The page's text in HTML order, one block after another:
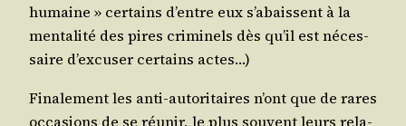
humaine » cer­tains d’entre eux s’a­baissent à la
men­ta­li­té des pires cri­mi­nels dès qu’il est néces­
saire d’ex­cu­ser cer­tains actes…)
Fina­le­ment les anti-auto­ri­taires n’ont que de rares
occa­sions de se réunir, le plus sou­vent leurs rela­